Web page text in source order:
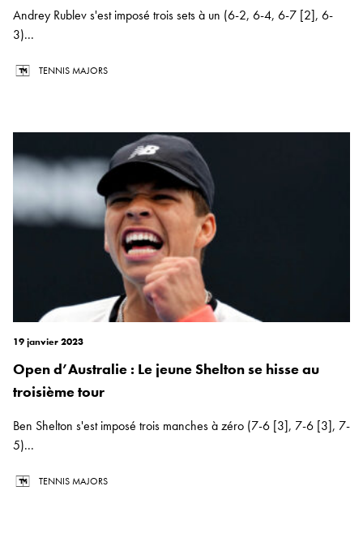
Andrey Rublev s'est imposé trois sets à un (6-2, 6-4, 6-7 [2], 6-
3)...
TENNIS MAJORS
19 janvier 2023
Open d’Australie : Le jeune Shelton se hisse au
troisième tour
Ben Shelton s'est imposé trois manches à zéro (7-6 [3], 7-6 [3], 7-
5)...
TENNIS MAJORS